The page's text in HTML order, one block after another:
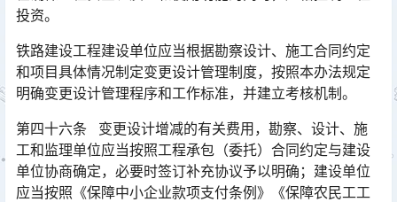
投资。
铁路建设工程建设单位应当根据勘察设计、施工合同约定
和项目具体情况制定变更设计管理制度，按照本办法规定
明确变更设计管理程序和工作标准，并建立考核机制。
第四十六条 变更设计增减的有关费用，勘察、设计、施
工和监理单位应当按照工程承包（委托）合同约定与建设
单位协商确定，必要时签订补充协议予以明确；建设单位
应当按照《保障中小企业款项支付条例》《保障农民工工